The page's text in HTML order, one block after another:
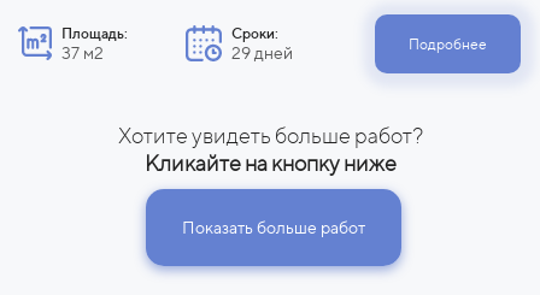
Площадь:
37 м2
Сроки:
29 дней Подробнее
Хотите увидеть больше работ?
Кликайте на кнопку ниже
Показать больше работ